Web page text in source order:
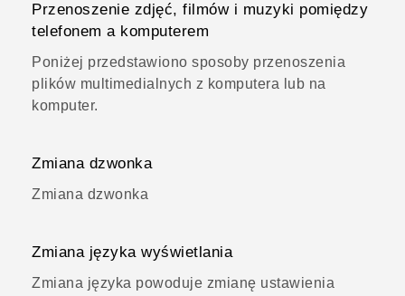
Przenoszenie zdjęć, filmów i muzyki pomiędzy
telefonem a komputerem
Poniżej przedstawiono sposoby przenoszenia
plików multimedialnych z komputera lub na
komputer.
Zmiana dzwonka
Zmiana dzwonka
Zmiana języka wyświetlania
Zmiana języka powoduje zmianę ustawienia